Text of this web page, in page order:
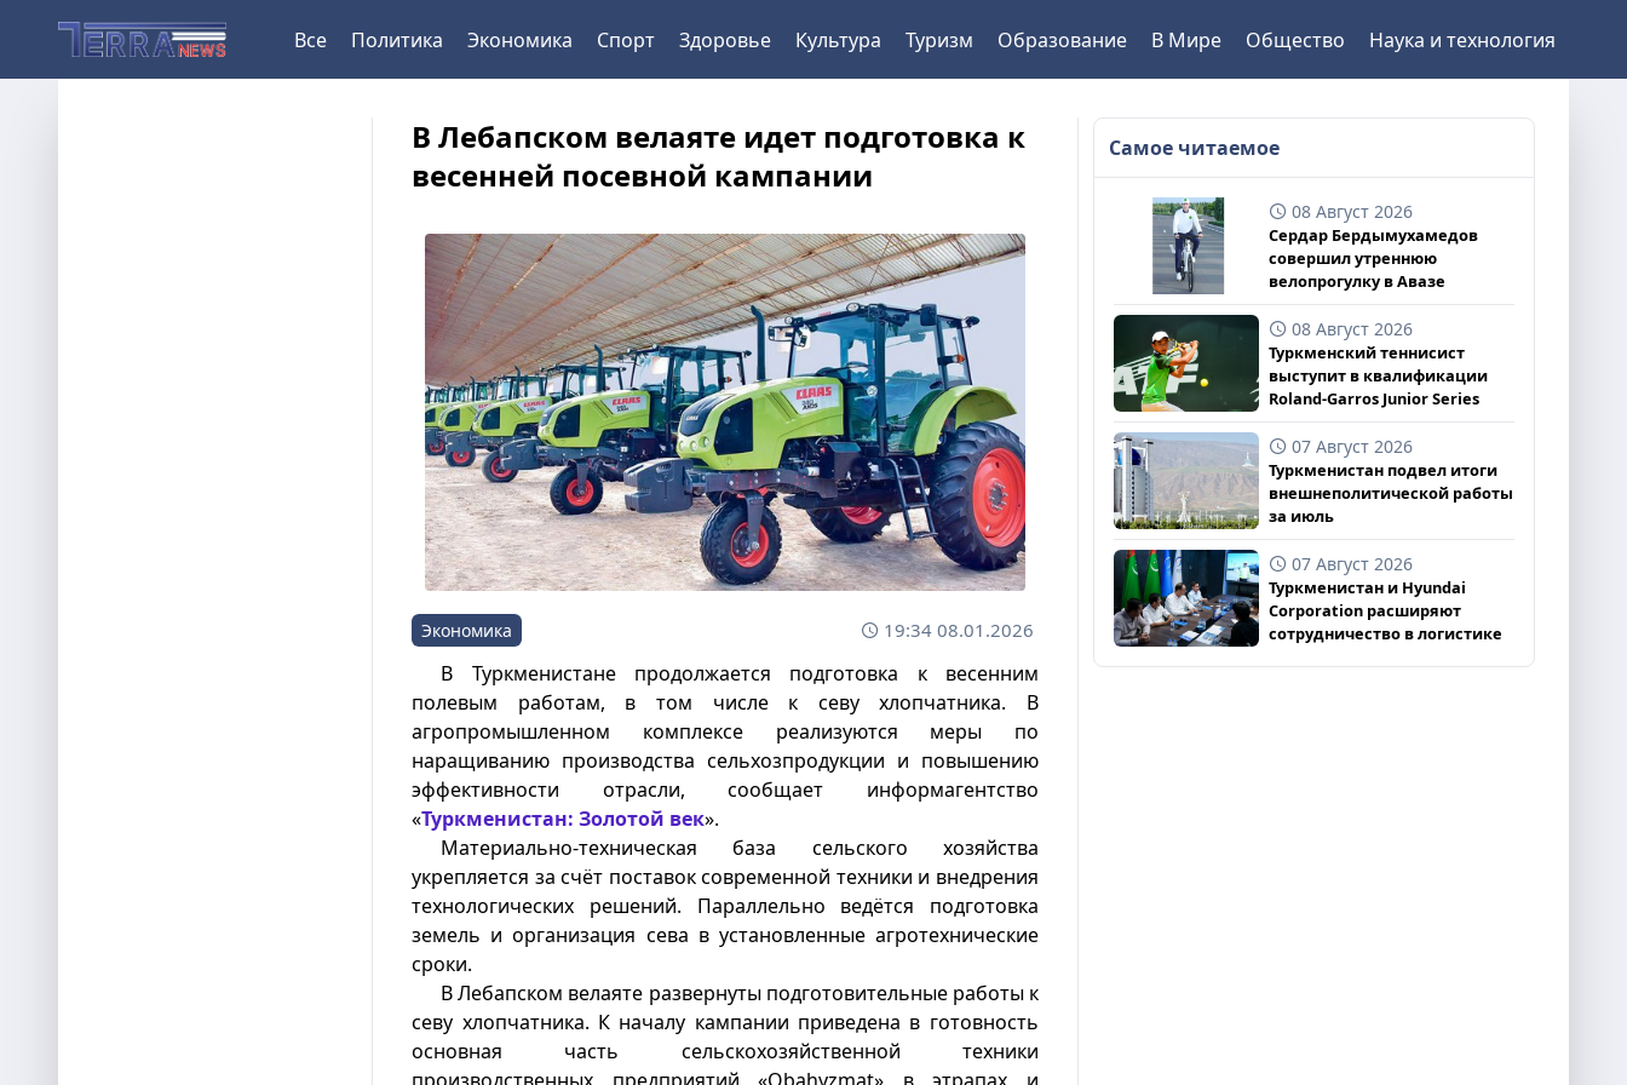
Все Политика Экономика Спорт Здоровье Культура Туризм Образование В Мире Общество Наука и технология
В Лебапском велаяте идет подготовка к
весенней посевной кампании
Экономика 19:34 08.01.2026
В Туркменистане продолжается подготовка к весенним
полевым работам, в том числе к севу хлопчатника. В
агропромышленном комплексе реализуются меры по
наращиванию производства сельхозпродукции и повышению
эффективности отрасли, сообщает информагентство
«Туркменистан: Золотой век».
Материально-техническая база сельского хозяйства
укрепляется за счёт поставок современной техники и внедрения
технологических решений. Параллельно ведётся подготовка
земель и организация сева в установленные агротехнические
сроки.
В Лебапском велаяте развернуты подготовительные работы к
севу хлопчатника. К началу кампании приведена в готовность
основная часть сельскохозяйственной техники
Самое читаемое
08 Август 2026
Сердар Бердымухамедов
совершил утреннюю
велопрогулку в Авазе
08 Август 2026
Туркменский теннисист
выступит в квалификации
Roland-Garros Junior Series
07 Август 2026
Туркменистан подвел итоги
внешнеполитической работы
за июль
07 Август 2026
Туркменистан и Hyundai
Corporation расширяют
сотрудничество в логистике